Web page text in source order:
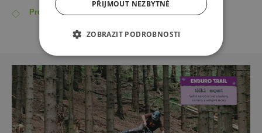
Profil a detail trailu
PŘIJMOUT NEZBYTNÉ
ZOBRAZIT PODROBNOSTI